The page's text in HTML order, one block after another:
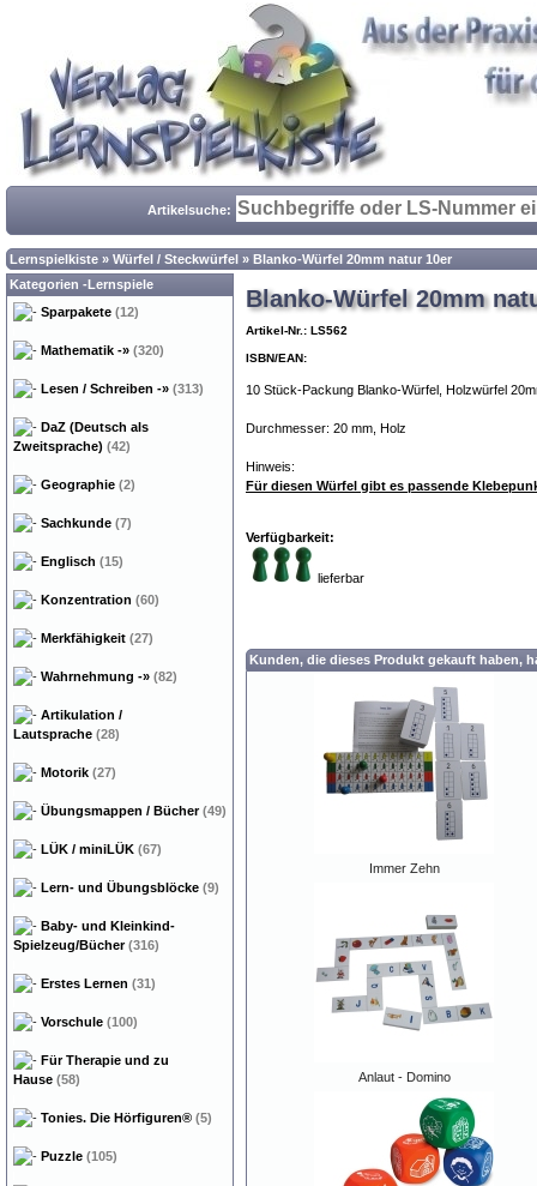
Artikelsuche:
Lernspielkiste » Würfel / Steckwürfel » Blanko-Würfel 20mm natur 10er
Blanko-Würfel 20mm
Artikel-Nr.: LS562
ISBN/EAN:
10 Stück-Packung Blanko-Würfel, Holzwürfel
Durchmesser: 20 mm, Holz
Hinweis:
Für diesen Würfel gibt es passende
Verfügbarkeit:
lieferbar
Kunden, die dieses Produkt gekauft haben,
Immer Zehn
Anlaut - Domino
Kategorien -Lernspiele
Sparpakete (12)
Mathematik -» (320)
Lesen / Schreiben -» (313)
DaZ (Deutsch als
Zweitsprache) (42)
Geographie (2)
Sachkunde (7)
Englisch (15)
Konzentration (60)
Merkfähigkeit (27)
Wahrnehmung -» (82)
Artikulation /
Lautsprache (28)
Motorik (27)
Übungsmappen / Bücher(49)
LÜK / miniLÜK (67)
Lern- und Übungsblöcke (9)
Baby- und Kleinkind-
Spielzeug/Bücher(316)
Erstes Lernen (31)
Vorschule (100)
Für Therapie und zu
Hause (58)
Tonies. Die Hörfiguren® (5)
Puzzle (105)